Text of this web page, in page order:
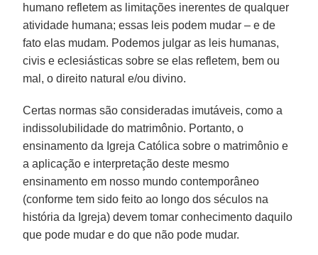
humano refletem as limitações inerentes de qualquer
atividade humana; essas leis podem mudar – e de
fato elas mudam. Podemos julgar as leis humanas,
civis e eclesiásticas sobre se elas refletem, bem ou
mal, o direito natural e/ou divino.
Certas normas são consideradas imutáveis, como a
indissolubilidade do matrimônio. Portanto, o
ensinamento da Igreja Católica sobre o matrimônio e
a aplicação e interpretação deste mesmo
ensinamento em nosso mundo contemporâneo
(conforme tem sido feito ao longo dos séculos na
história da Igreja) devem tomar conhecimento daquilo
que pode mudar e do que não pode mudar.